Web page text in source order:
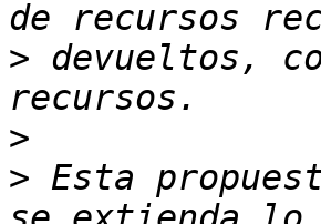
> devueltos,
>
> Esta